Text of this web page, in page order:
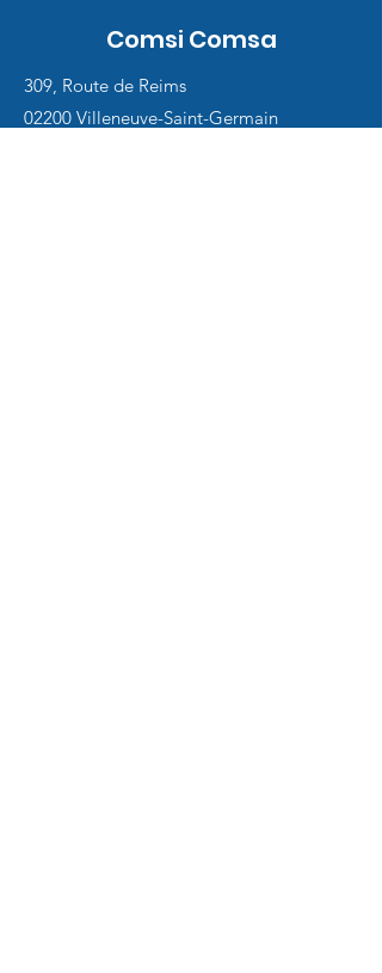
Comsi Comsa
309, Route de Reims
02200 Villeneuve-Saint-Germain